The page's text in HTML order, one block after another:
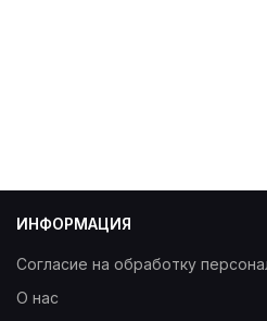
ИНФОРМАЦИЯ
Согласие на обработку
О нас